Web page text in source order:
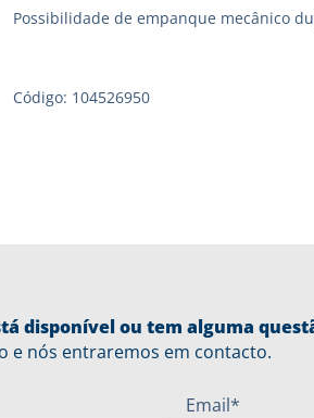
Possibilidade de empanque mecânico
Código: 104526950
disponível ou tem alguma
e nós entraremos em contacto.
Email*